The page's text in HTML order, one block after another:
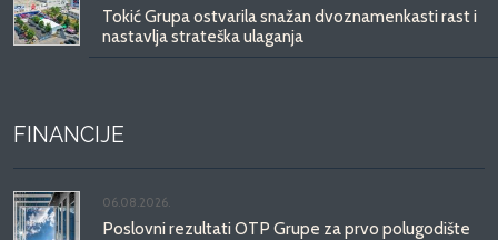
Tokić Grupa ostvarila snažan dvoznamenkasti rast i
nastavlja strateška ulaganja
FINANCIJE
06.08.2026.
Poslovni rezultati OTP Grupe za prvo polugodište